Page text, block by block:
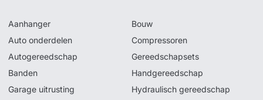
Aanhanger
Auto onderdelen
Autogereedschap
Banden
Garage uitrusting
Bouw
Compressoren
Gereedschapsets
Handgereedschap
Hydraulisch gereedschap